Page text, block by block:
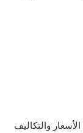
والتكاليف